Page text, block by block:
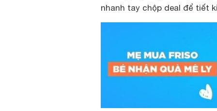
nhanh tay chộp deal để tiết